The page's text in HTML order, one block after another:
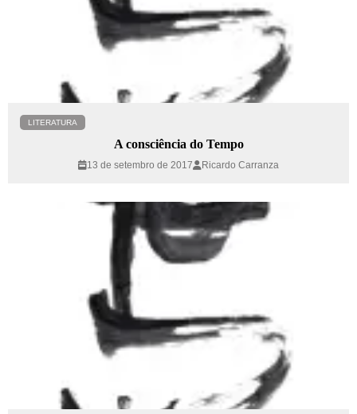
LITERATURA
A consciência do Tempo
13 de setembro de 2017 Ricardo Carranza